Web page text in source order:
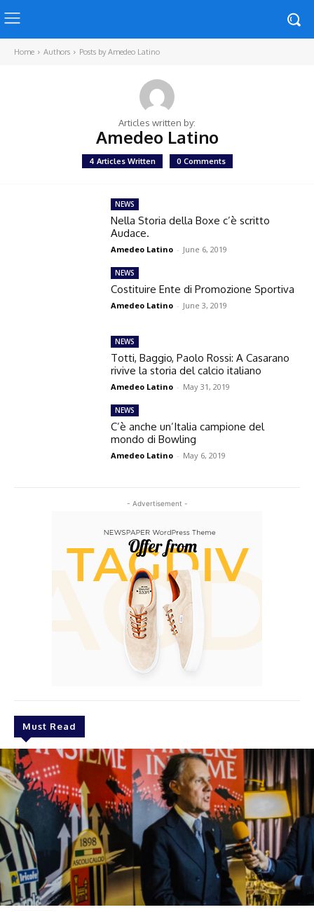
Home Authors Posts by Amedeo Latino
Articles written by:
Amedeo Latino
4 Articles Written 0 Comments
- Advertisement -
Must Read
NEWS
Nella Storia della Boxe c’è scritto
Audace.
Amedeo Latino - June 6, 2019
NEWS
Costituire Ente di Promozione Sportiva
Amedeo Latino - June 3, 2019
NEWS
Totti, Baggio, Paolo Rossi: A Casarano
rivive la storia del calcio italiano
Amedeo Latino - May 31, 2019
NEWS
C’è anche un’Italia campione del
mondo di Bowling
Amedeo Latino - May 6, 2019